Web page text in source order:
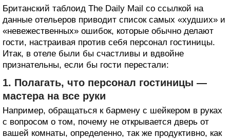
Британский таблоид The Daily Mail со ссылкой на
данные отельеров приводит список самых «худших» и
«невежественных» ошибок, которые обычно делают
гости, настраивая против себя персонал гостиницы.
Итак, в отеле были бы счастливы и вдвойне
признательны, если бы гости перестали:
1. Полагать, что персонал гостиницы —
мастера на все руки
Например, обращаться к бармену с шейкером в руках
с вопросом о том, почему не открывается дверь от
вашей комнаты, определенно, так же продуктивно, как